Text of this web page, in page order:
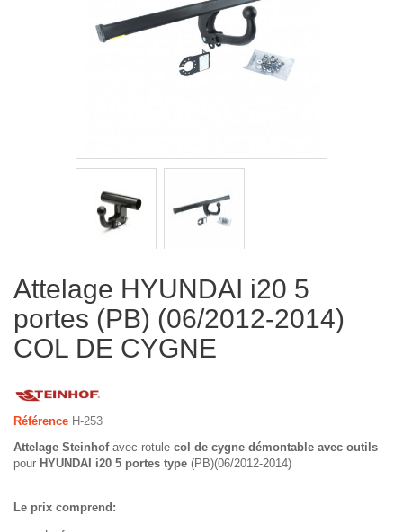
Attelage HYUNDAI i20 5
portes (PB) (06/2012-2014)
COL DE CYGNE
Référence H-253
Attelage Steinhofavec rotule col de cygne démontable avec outils
pour HYUNDAI i20 5 portes type (PB)(06/2012-2014)
Le prix comprend: